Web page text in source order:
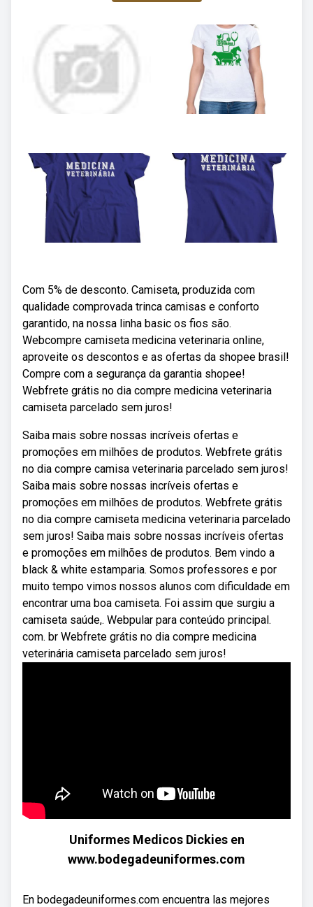
Com 5% de desconto. Camiseta, produzida com
qualidade comprovada trinca camisas e conforto
garantido, na nossa linha basic os fios são.
Webcompre camiseta medicina veterinaria online,
aproveite os descontos e as ofertas da shopee brasil!
Compre com a segurança da garantia shopee!
Webfrete grátis no dia compre medicina veterinaria
camiseta parcelado sem juros!
Saiba mais sobre nossas incríveis ofertas e
promoções em milhões de produtos. Webfrete grátis
no dia compre camisa veterinaria parcelado sem juros!
Saiba mais sobre nossas incríveis ofertas e
promoções em milhões de produtos. Webfrete grátis
no dia compre camiseta medicina veterinaria parcelado
sem juros! Saiba mais sobre nossas incríveis ofertas
e promoções em milhões de produtos. Bem vindo a
black & white estamparia. Somos professores e por
muito tempo vimos nossos alunos com dificuldade em
encontrar uma boa camiseta. Foi assim que surgiu a
camiseta saúde,. Webpular para conteúdo principal.
com. br Webfrete grátis no dia compre medicina
veterinária camiseta parcelado sem juros!
Uniformes Medicos Dickies en
www.bodegadeuniformes.com
En bodegadeuniformes.com encuentra las mejores